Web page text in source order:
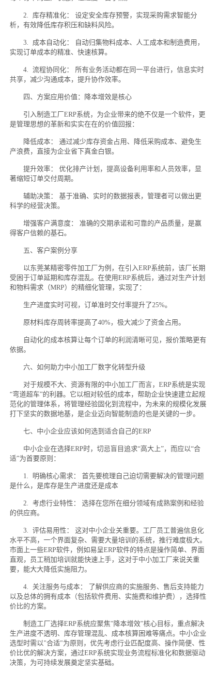
2. 库存精准化： 设定安全库存预警，实现采购需求智能分
析，有效降低库存积压和缺料风险。
3. 成本自动化： 自动归集物料成本、人工成本和制造费用，
实现订单成本的精准、快速核算。
4. 流程协同化： 所有业务活动都在同一平台进行，信息实时
共享，减少沟通成本，提升协作效率。
四、方案应用价值：降本增效是核心
引入制造工厂ERP系统，为企业带来的绝不仅是一个软件，更
是管理思想的革新和实实在在的价值回报：
降低成本： 通过减少库存资金占用、降低采购成本、避免生
产浪费，直接为企业省下真金白银。
提升效率： 优化排产计划，提高设备利用率和人员效率，显
著缩短订单交付周期。
辅助决策： 基于准确、实时的数据报表，管理者可以做出更
科学的经营决策。
增强客户满意度： 准确的交期承诺和可靠的产品质量，是赢
得客户信赖的基石。
五、客户案例分享
以东莞某精密零件加工厂为例，在引入ERP系统前，该厂长期
受困于订单延期和库存混乱。在使用ERP系统后，通过对生产计划
和物料需求（MRP）的精细化管理，实现了：
生产进度实时可视，订单准时交付率提升了25%。
原材料库存周转率提高了40%，极大减少了资金占用。
自动化的成本核算让每个订单的利润清晰可见，报价策略更有
依据。
六、如何助力中小加工厂数字化转型升级
对于规模不大、资源有限的中小加工厂而言，ERP系统是实现
“弯道超车”的利器。它以相对较低的成本，帮助企业快速建立起规
范化的管理体系，将管理经验固化到流程中，为未来的规模化发展
打下坚实的数据地基，是企业迈向智能制造的也是关键的一步。
七、中小企业应该如何选到适合自己的ERP
中小企业在选择ERP时，切忌盲目追求“高大上”，而应以“合
适”为首要原则：
1. 明确核心需求： 首先要梳理自己迫切需要解决的管理问题
是什么，是库存是生产进度还是成本
2. 考虑行业特性： 选择在您所在细分领域有成熟案例和经验
的供应商。
3. 评估易用性： 这对中小企业关重要。工厂员工普遍信息化
水平不高，一个界面复杂、需要大量培训的系统，推行难度极大。
市面上一些ERP软件，例如易呈ERP软件的特点是操作简单、界面
直观，员工稍加培训就能快速上手，这对于中小加工厂来说关重
要，能大大降低实施阻力。
4. 关注服务与成本： 了解供应商的实施服务、售后支持能力
以及总体的拥有成本（包括软件费用、实施费和维护费），选择性
价比的方案。
制造工厂选择ERP系统应聚焦"降本增效"核心目标，重点解决
生产进度不透明、库存管理混乱、成本核算困难等痛点。中小企业
选型时需以"合适"为原则，优先考虑行业匹配度高、操作简便、性
价比优的解决方案，通过ERP系统实现业务流程标准化和数据驱动
决策，为可持续发展奠定坚实基础。